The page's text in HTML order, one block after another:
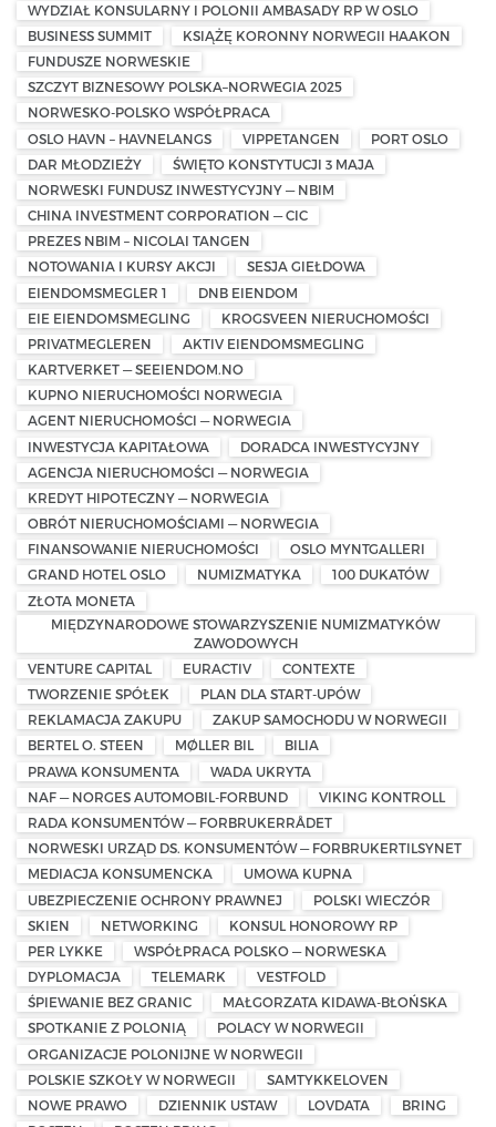
WYDZIAŁ KONSULARNY I POLONII AMBASADY RP W OSLO
BUSINESS SUMMIT
KSIĄŻĘ KORONNY NORWEGII HAAKON
FUNDUSZE NORWESKIE
SZCZYT BIZNESOWY POLSKA–NORWEGIA 2025
NORWESKO-POLSKO WSPÓŁPRACA
OSLO HAVN – HAVNELANGS
VIPPETANGEN
PORT OSLO
DAR MŁODZIEŻY
ŚWIĘTO KONSTYTUCJI 3 MAJA
NORWESKI FUNDUSZ INWESTYCYJNY — NBIM
CHINA INVESTMENT CORPORATION — CIC
PREZES NBIM – NICOLAI TANGEN
NOTOWANIA I KURSY AKCJI
SESJA GIEŁDOWA
EIENDOMSMEGLER 1
DNB EIENDOM
EIE EIENDOMSMEGLING
KROGSVEEN NIERUCHOMOŚCI
PRIVATMEGLEREN
AKTIV EIENDOMSMEGLING
KARTVERKET — SEEIENDOM.NO
KUPNO NIERUCHOMOŚCI NORWEGIA
AGENT NIERUCHOMOŚCI — NORWEGIA
INWESTYCJA KAPITAŁOWA
DORADCA INWESTYCYJNY
AGENCJA NIERUCHOMOŚCI — NORWEGIA
KREDYT HIPOTECZNY — NORWEGIA
OBRÓT NIERUCHOMOŚCIAMI — NORWEGIA
FINANSOWANIE NIERUCHOMOŚCI
OSLO MYNTGALLERI
GRAND HOTEL OSLO
NUMIZMATYKA
100 DUKATÓW
ZŁOTA MONETA
MIĘDZYNARODOWE STOWARZYSZENIE NUMIZMATYKÓW
ZAWODOWYCH
VENTURE CAPITAL
EURACTIV
CONTEXTE
TWORZENIE SPÓŁEK
PLAN DLA START-UPÓW
REKLAMACJA ZAKUPU
ZAKUP SAMOCHODU W NORWEGII
BERTEL O. STEEN
MØLLER BIL
BILIA
PRAWA KONSUMENTA
WADA UKRYTA
NAF — NORGES AUTOMOBIL-FORBUND
VIKING KONTROLL
RADA KONSUMENTÓW — FORBRUKERRÅDET
NORWESKI URZĄD DS. KONSUMENTÓW — FORBRUKERTILSYNET
MEDIACJA KONSUMENCKA
UMOWA KUPNA
UBEZPIECZENIE OCHRONY PRAWNEJ
POLSKI WIECZÓR
SKIEN
NETWORKING
KONSUL HONOROWY RP
PER LYKKE
WSPÓŁPRACA POLSKO — NORWESKA
DYPLOMACJA
TELEMARK
VESTFOLD
ŚPIEWANIE BEZ GRANIC
MAŁGORZATA KIDAWA-BŁOŃSKA
SPOTKANIE Z POLONIĄ
POLACY W NORWEGII
ORGANIZACJE POLONIJNE W NORWEGII
POLSKIE SZKOŁY W NORWEGII
SAMTYKKELOVEN
NOWE PRAWO
DZIENNIK USTAW LOVDATA
BRING